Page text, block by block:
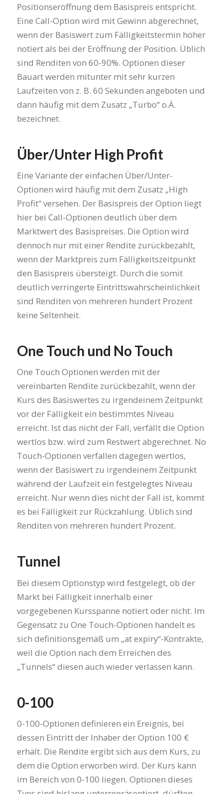
Positionseröffnung dem Basispreis entspricht.
Eine Call-Option wird mit Gewinn abgerechnet,
wenn der Basiswert zum Fälligkeitstermin höher
notiert als bei der Eröffnung der Position. Üblich
sind Renditen von 60-90%. Optionen dieser
Bauart werden mitunter mit sehr kurzen
Laufzeiten von z. B. 60 Sekunden angeboten und
dann häufig mit dem Zusatz „Turbo“ o.Ä.
bezeichnet.
Über/Unter High Profit
Eine Variante der einfachen Über/Unter-
Optionen wird häufig mit dem Zusatz „High
Profit“ versehen. Der Basispreis der Option liegt
hier bei Call-Optionen deutlich über dem
Marktwert des Basispreises. Die Option wird
dennoch nur mit einer Rendite zurückbezahlt,
wenn der Marktpreis zum Fälligkeitszeitpunkt
den Basispreis übersteigt. Durch die somit
deutlich verringerte Eintrittswahrscheinlichkeit
sind Renditen von mehreren hundert Prozent
keine Seltenheit.
One Touch und No Touch
One Touch Optionen werden mit der
vereinbarten Rendite zurückbezahlt, wenn der
Kurs des Basiswertes zu irgendeinem Zeitpunkt
vor der Fälligkeit ein bestimmtes Niveau
erreicht. Ist das nicht der Fall, verfällt die Option
wertlos bzw. wird zum Restwert abgerechnet. No
Touch-Optionen verfallen dagegen wertlos,
wenn der Basiswert zu irgendeinem Zeitpunkt
während der Laufzeit ein festgelegtes Niveau
erreicht. Nur wenn dies nicht der Fall ist, kommt
es bei Fälligkeit zur Rückzahlung. Üblich sind
Renditen von mehreren hundert Prozent.
Tunnel
Bei diesem Optionstyp wird festgelegt, ob der
Markt bei Fälligkeit innerhalb einer
vorgegebenen Kursspanne notiert oder nicht. Im
Gegensatz zu One Touch-Optionen handelt es
sich definitionsgemäß um „at expiry“-Kontrakte,
weil die Option nach dem Erreichen des
„Tunnels“ diesen auch wieder verlassen kann.
0-100
0-100-Optionen definieren ein Ereignis, bei
dessen Eintritt der Inhaber der Option 100 €
erhält. Die Rendite ergibt sich aus dem Kurs, zu
dem die Option erworben wird. Der Kurs kann
im Bereich von 0-100 liegen. Optionen dieses